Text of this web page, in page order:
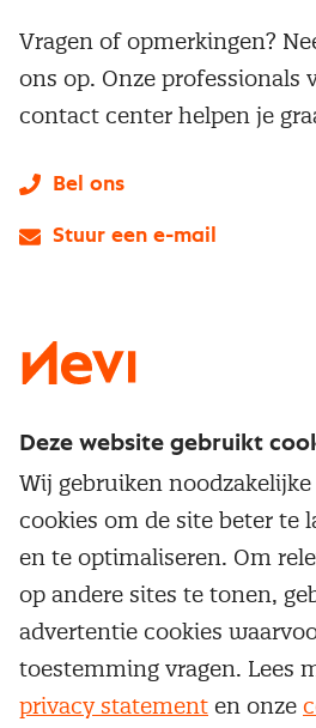
Service & contact
Over inkoop
Netwerk en communities
Aanmelden nieuwsbrief
Word lid van Nevi
Populaire thema's
Aanbesteden
Contractmanagement
Kostenmanagement
Onderhandelen
Opleidingen en
Trainingen
Opleidingen
Vragen of opmerkingen?
ons op. Onze professionals
contact center helpen je
Bel ons
Stuur een e-mail
Cookievoorkeuren beheren
Deze website gebruikt
Wij gebruiken
cookies om de site beter te
en te optimaliseren. Om
op andere sites te tonen,
advertentie cookies
toestemming vragen. Lees
privacy statement en onze